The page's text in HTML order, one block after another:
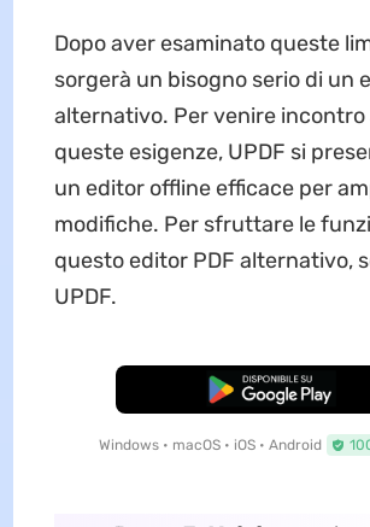
Dopo aver esaminato queste
sorgerà un bisogno serio di un
alternativo. Per venire
queste esigenze, UPDF si
un editor offline efficace per
modifiche. Per sfruttare le
questo editor PDF alternativo,
UPDF.
Download Gratis
Windows • macOS • iOS • Android